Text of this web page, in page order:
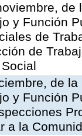
y Función
de
de
de
y Función
a la